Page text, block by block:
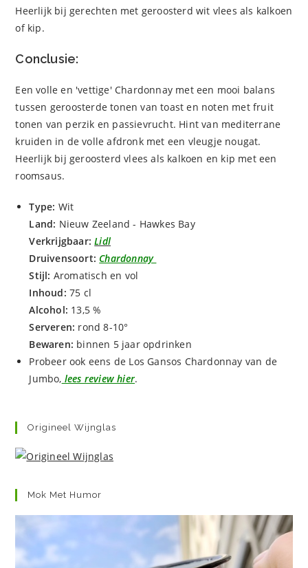
Heerlijk bij gerechten met geroosterd wit vlees als kalkoen
of kip.
Conclusie:
Een volle en 'vettige' Chardonnay met een mooi balans
tussen geroosterde tonen van toast en noten met fruit
tonen van perzik en passievrucht. Hint van mediterrane
kruiden in de volle afdronk met een vleugje nougat.
Heerlijk bij geroosterd vlees als kalkoen en kip met een
roomsaus.
Type: Wit
Land: Nieuw Zeeland - Hawkes Bay
Verkrijgbaar: Lidl
Druivensoort: Chardonnay
Stijl: Aromatisch en vol
Inhoud: 75 cl
Alcohol: 13,5 %
Serveren: rond 8-10°
Bewaren: binnen 5 jaar opdrinken
Probeer ook eens de Los Gansos Chardonnay van de
Jumbo, lees review hier.
Origineel Wijnglas
Mok Met Humor